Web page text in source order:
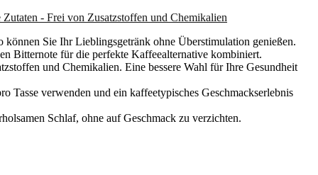
- Frei von Zusatzstoffen und Chemikalien
Sie Ihr Lieblingsgetränk ohne Überstimulation genießen.
Bitternote für die perfekte Kaffeealternative kombiniert.
und Chemikalien. Eine bessere Wahl für Ihre Gesundheit
verwenden und ein kaffeetypisches Geschmackserlebnis
Schlaf, ohne auf Geschmack zu verzichten.